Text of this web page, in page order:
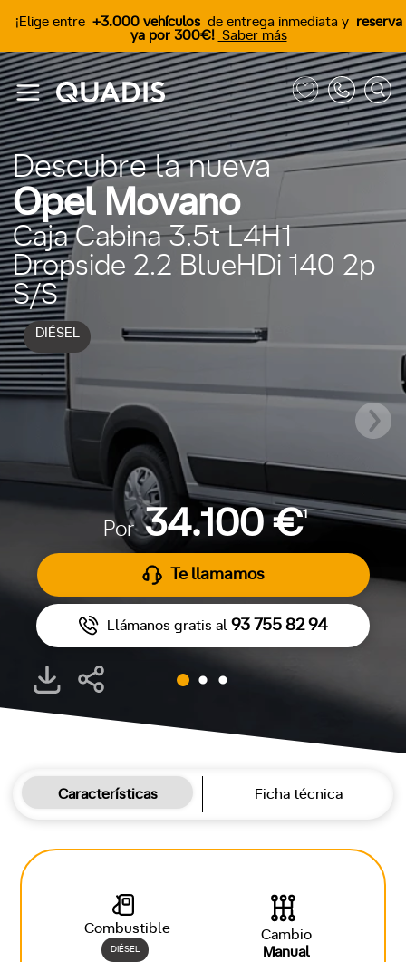
¡Elige entre +3.000 vehículos de entrega inmediata y reserva
ya por 300€! Saber más
Descubre la nueva
Opel Movano
DIÉSEL
Caja Cabina 3.5t L4H1
Dropside 2.2 BlueHDi 140 2p
S/S
Por34.100 €1
Te llamamos
Llámanos gratis al 93 755 82 94
Características Ficha técnica
Combustible
DIÉSEL
Cambio
Manual